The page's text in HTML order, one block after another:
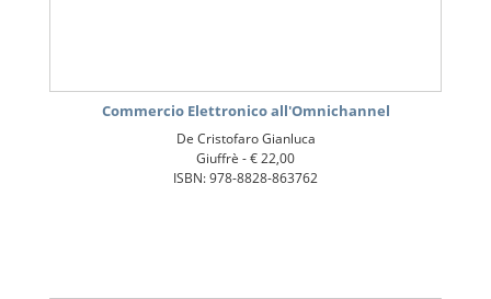
Commercio Elettronico all'Omnichannel
De Cristofaro Gianluca
Giuffrè -€ 22,00
ISBN: 978-8828-863762